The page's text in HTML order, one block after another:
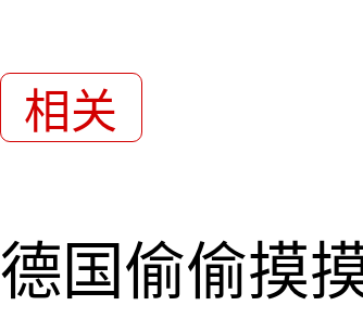
相关
德国偷偷摸